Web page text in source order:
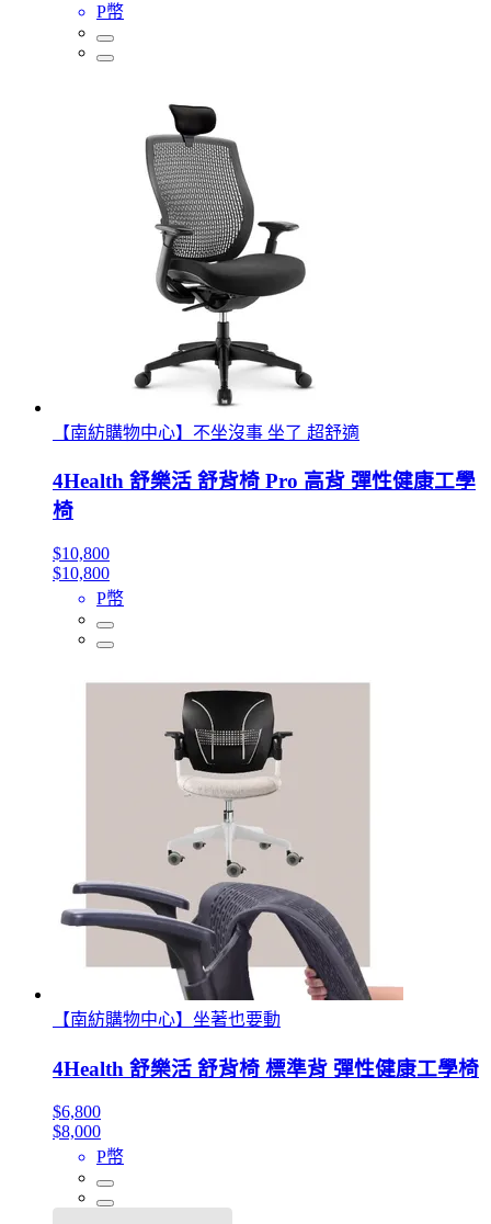
P幣
【南紡購物中心】不坐沒事 坐了 超舒適
4Health 舒樂活 舒背椅 Pro 高背 彈性健康工學
椅
$10,800
$10,800
P幣
【南紡購物中心】坐著也要動
4Health 舒樂活 舒背椅 標準背 彈性健康工學椅
$6,800
$8,000
P幣